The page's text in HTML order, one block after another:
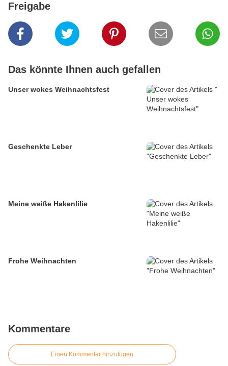
Freigabe
Das könnte Ihnen auch gefallen
Unser wokes Weihnachtsfest
Geschenkte Leber
Meine weiße Hakenlilie
Frohe Weihnachten
Kommentare
Einen Kommentar hinzufügen